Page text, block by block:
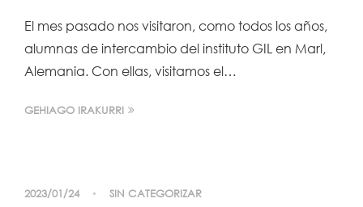
El mes pasado nos visitaron, como todos los años,
alumnas de intercambio del instituto GIL en Marl,
Alemania. Con ellas, visitamos el…
GEHIAGO IRAKURRI
2023/01/24 SIN CATEGORIZAR